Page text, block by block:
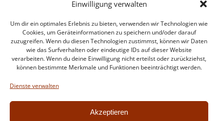
Einwilligung verwalten
Um dir ein optimales Erlebnis zu bieten, verwenden wir Technologien wie
Cookies, um Geräteinformationen zu speichern und/oder darauf
zuzugreifen. Wenn du diesen Technologien zustimmst, können wir Daten
wie das Surfverhalten oder eindeutige IDs auf dieser Website
verarbeiten. Wenn du deine Einwilligung nicht erteilst oder zurückziehst,
können bestimmte Merkmale und Funktionen beeinträchtigt werden.
Dienste verwalten
Akzeptieren
Intern